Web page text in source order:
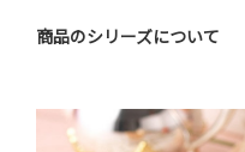
商品のシリーズについて